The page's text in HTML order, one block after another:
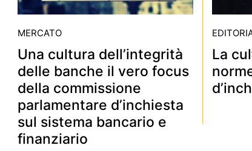
MERCATO
Una cultura dell’integrità
delle banche il vero focus
della commissione
parlamentare d’inchiesta
sul sistema bancario e
finanziario
La